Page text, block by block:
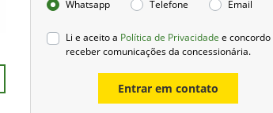
Whatsapp Telefone Email
Li e aceito a Política de Privacidade e
receber comunicações da concessionária.
Entrar em contato